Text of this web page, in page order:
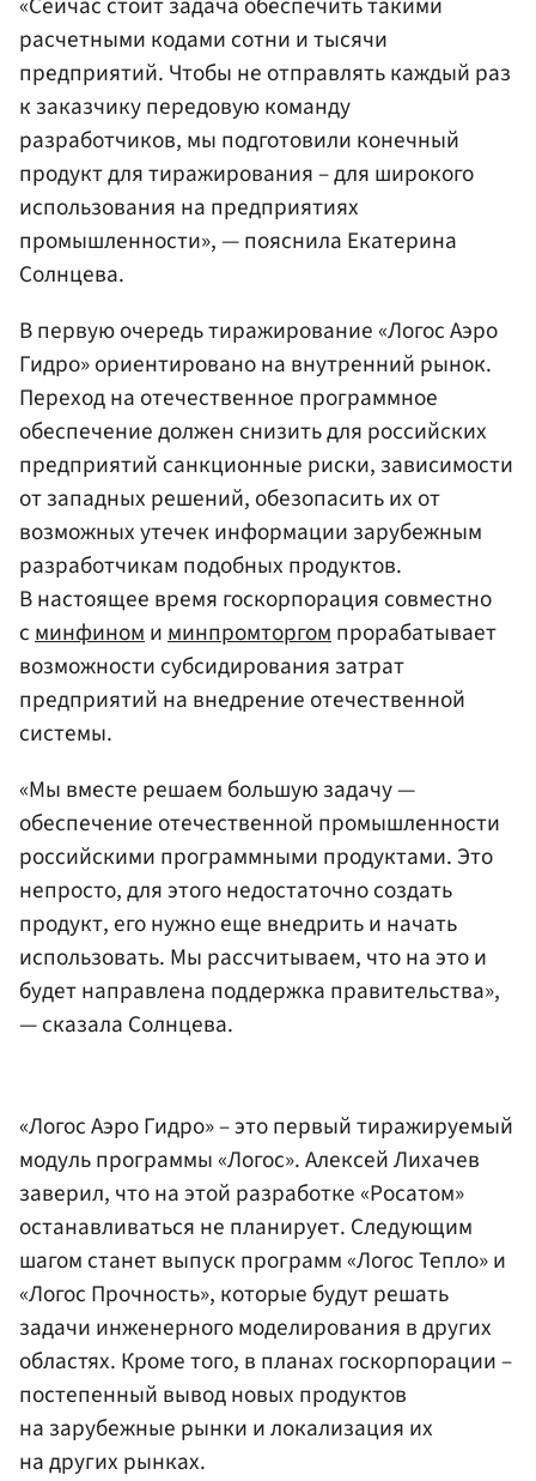
расчетными кодами сотни и тысячи
предприятий. Чтобы не отправлять каждый раз
к заказчику передовую команду
разработчиков, мы подготовили конечный
продукт для тиражирования – для широкого
использования на предприятиях
промышленности», — пояснила Екатерина
Солнцева.
В первую очередь тиражирование «Логос Аэро
Гидро» ориентировано на внутренний рынок.
Переход на отечественное программное
обеспечение должен снизить для российских
предприятий санкционные риски, зависимости
от западных решений, обезопасить их от
возможных утечек информации зарубежным
разработчикам подобных продуктов.
В настоящее время госкорпорация совместно
сминфиномиминпромторгомпрорабатывает
возможности субсидирования затрат
предприятий на внедрение отечественной
системы.
«Мы вместе решаем большую задачу —
обеспечение отечественной промышленности
российскими программными продуктами. Это
непросто, для этого недостаточно создать
продукт, его нужно еще внедрить и начать
использовать. Мы рассчитываем, что на это и
будет направлена поддержка правительства»,
— сказала Солнцева.
«Логос Аэро Гидро» – это первый тиражируемый
модуль программы «Логос». Алексей Лихачев
заверил, что на этой разработке «Росатом»
останавливаться не планирует. Следующим
шагом станет выпуск программ «Логос Тепло» и
«Логос Прочность», которые будут решать
задачи инженерного моделирования в других
областях. Кроме того, в планах госкорпорации –
постепенный вывод новых продуктов
на зарубежные рынки и локализация их
на других рынках.